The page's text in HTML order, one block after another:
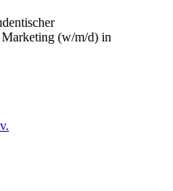
(w/m/d) in